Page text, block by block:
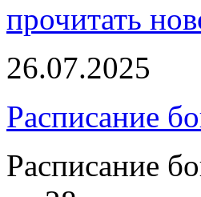
прочитать
26.07.2025
Расписание
Расписание